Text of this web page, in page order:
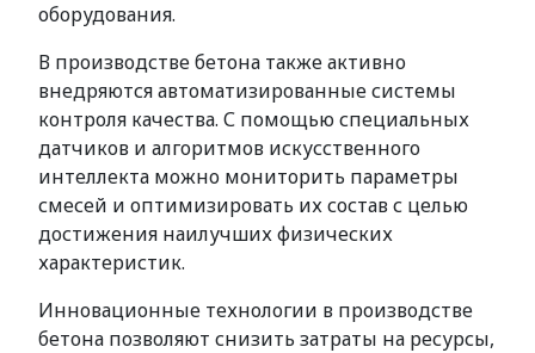
оборудования.
В производстве бетона также активно
внедряются автоматизированные системы
контроля качества. С помощью специальных
датчиков и алгоритмов искусственного
интеллекта можно мониторить параметры
смесей и оптимизировать их состав с целью
достижения наилучших физических
характеристик.
Инновационные технологии в производстве
бетона позволяют снизить затраты на ресурсы,